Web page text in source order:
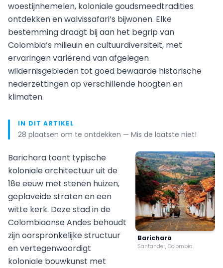
woestijnhemelen, koloniale goudsmeedtradities
ontdekken en walvissafari’s bijwonen. Elke
bestemming draagt bij aan het begrip van
Colombia’s milieuin en cultuurdiversiteit, met
ervaringen variërend van afgelegen
wildernisgebieden tot goed bewaarde historische
nederzettingen op verschillende hoogten en
klimaten.
IN DIT ARTIKEL
28 plaatsen om te ontdekken — Mis de laatste niet!
Barichara
Santander, Colombia
Barichara toont typische
koloniale architectuur uit de
18e eeuw met stenen huizen,
geplaveide straten en een
witte kerk. Deze stad in de
Colombiaanse Andes behoudt
zijn oorspronkelijke structuur
en vertegenwoordigt
koloniale bouwkunst met